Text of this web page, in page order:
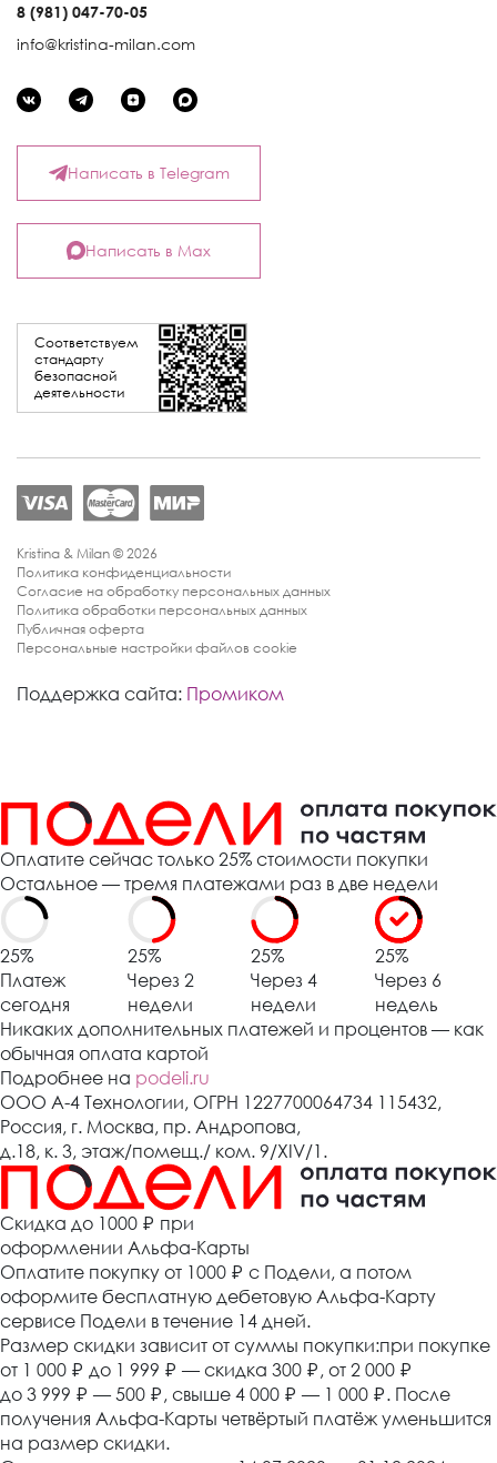
8 (981) 047-70-05
info@kristina-milan.com
Соответствуем
стандарту
безопасной
деятельности
Написать в Telegram
Написать в Max
Kristina & Milan © 2026
Политика конфиденциальности
Согласие на обработку персональных данных
Политика обработки персональных данных
Публичная оферта
Персональные настройки файлов cookie
Поддержка сайта: Промиком
Оплатите сейчас только 25% стоимости покупки
Остальное — тремя платежами раз в две недели
25%
Платеж
сегодня
25%
Через 2
недели
25%
Через 4
недели
25%
Через 6
недель
Никаких дополнительных платежей и процентов — как
обычная оплата картой
Подробнее на podeli.ru
ООО А-4 Технологии, ОГРН 1227700064734 115432,
Россия, г. Москва, пр. Андропова,
д.18, к. 3, этаж/помещ./ ком. 9/XIV/1.
Cкидка до 1000 ₽ при
оформлении Альфа-Карты
Оплатите покупку от 1000 ₽ с Подели, а потом
оформите бесплатную дебетовую Альфа-Карту
сервисе Подели в течение 14 дней.
Размер скидки зависит от суммы покупки:при покупке
от 1 000 ₽ до 1 999 ₽ — скидка 300 ₽ , от 2 000 ₽
до 3 999 ₽ — 500 ₽ , свыше 4 000 ₽ — 1 000 ₽. После
получения Альфа-Карты четвёртый платёж уменьшится
на размер скидки.